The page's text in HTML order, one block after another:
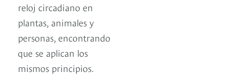
reloj circadiano en
plantas, animales y
personas, encontrando
que se aplican los
mismos principios.